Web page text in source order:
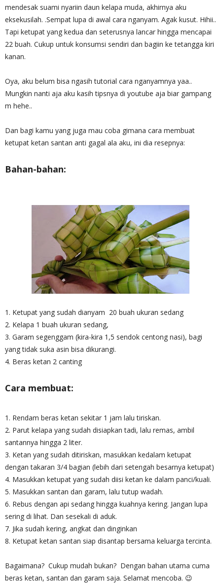
mendesak suami nyariin daun kelapa muda, akhirnya aku
eksekusilah. .Sempat lupa di awal cara nganyam. Agak kusut. Hihii..
Tapi ketupat yang kedua dan seterusnya lancar hingga mencapai
22 buah. Cukup untuk konsumsi sendiri dan bagiin ke tetangga kiri
kanan.
Oya, aku belum bisa ngasih tutorial cara nganyamnya yaa..
Mungkin nanti aja aku kasih tipsnya di youtube aja biar gampang
m hehe..
Dan bagi kamu yang juga mau coba gimana cara membuat
ketupat ketan santan anti gagal ala aku, ini dia resepnya:
Bahan-bahan:
1. Ketupat yang sudah dianyam 20 buah ukuran sedang
2. Kelapa 1 buah ukuran sedang,
3. Garam segenggam (kira-kira 1,5 sendok centong nasi), bagi
yang tidak suka asin bisa dikurangi.
4. Beras ketan 2 canting
Cara membuat:
1. Rendam beras ketan sekitar 1 jam lalu tiriskan.
2. Parut kelapa yang sudah disiapkan tadi, lalu remas, ambil
santannya hingga 2 liter.
3. Ketan yang sudah ditiriskan, masukkan kedalam ketupat
dengan takaran 3/4 bagian (lebih dari setengah besarnya ketupat)
4. Masukkan ketupat yang sudah diisi ketan ke dalam panci/kuali.
5. Masukkan santan dan garam, lalu tutup wadah.
6. Rebus dengan api sedang hingga kuahnya kering. Jangan lupa
sering di lihat. Dan sesekali di aduk.
7. Jika sudah kering, angkat dan dinginkan
8. Ketupat ketan santan siap disantap bersama keluarga tercinta.
Bagaimana? Cukup mudah bukan? Dengan bahan utama cuma
beras ketan, santan dan garam saja. Selamat mencoba. 😉